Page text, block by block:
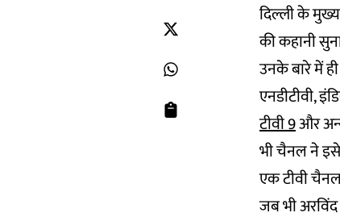
दिल्ली के
की कहानी
उनके बारे में
एनडीटीवी,
टीवी 9और
भी चैनल ने इसे
एक टीवी
जब भी